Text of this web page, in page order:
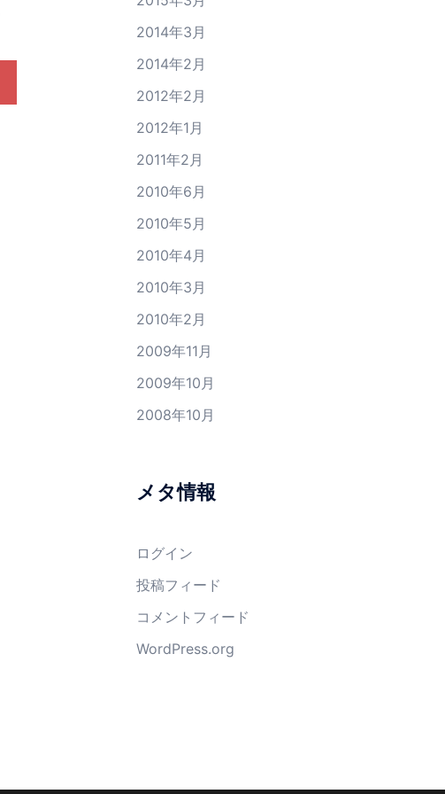
2014年3月
2014年2月
2012年2月
2012年1月
2011年2月
2010年6月
2010年5月
2010年4月
2010年3月
2010年2月
2009年11月
2009年10月
2008年10月
メタ情報
ログイン
投稿フィード
コメントフィード
WordPress.org